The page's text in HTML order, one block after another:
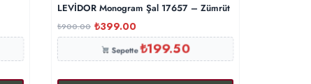
LEVİDOR Monogram Şal 17657 – Zümrüt
₺900.00 ₺399.00
Sepette₺199.50